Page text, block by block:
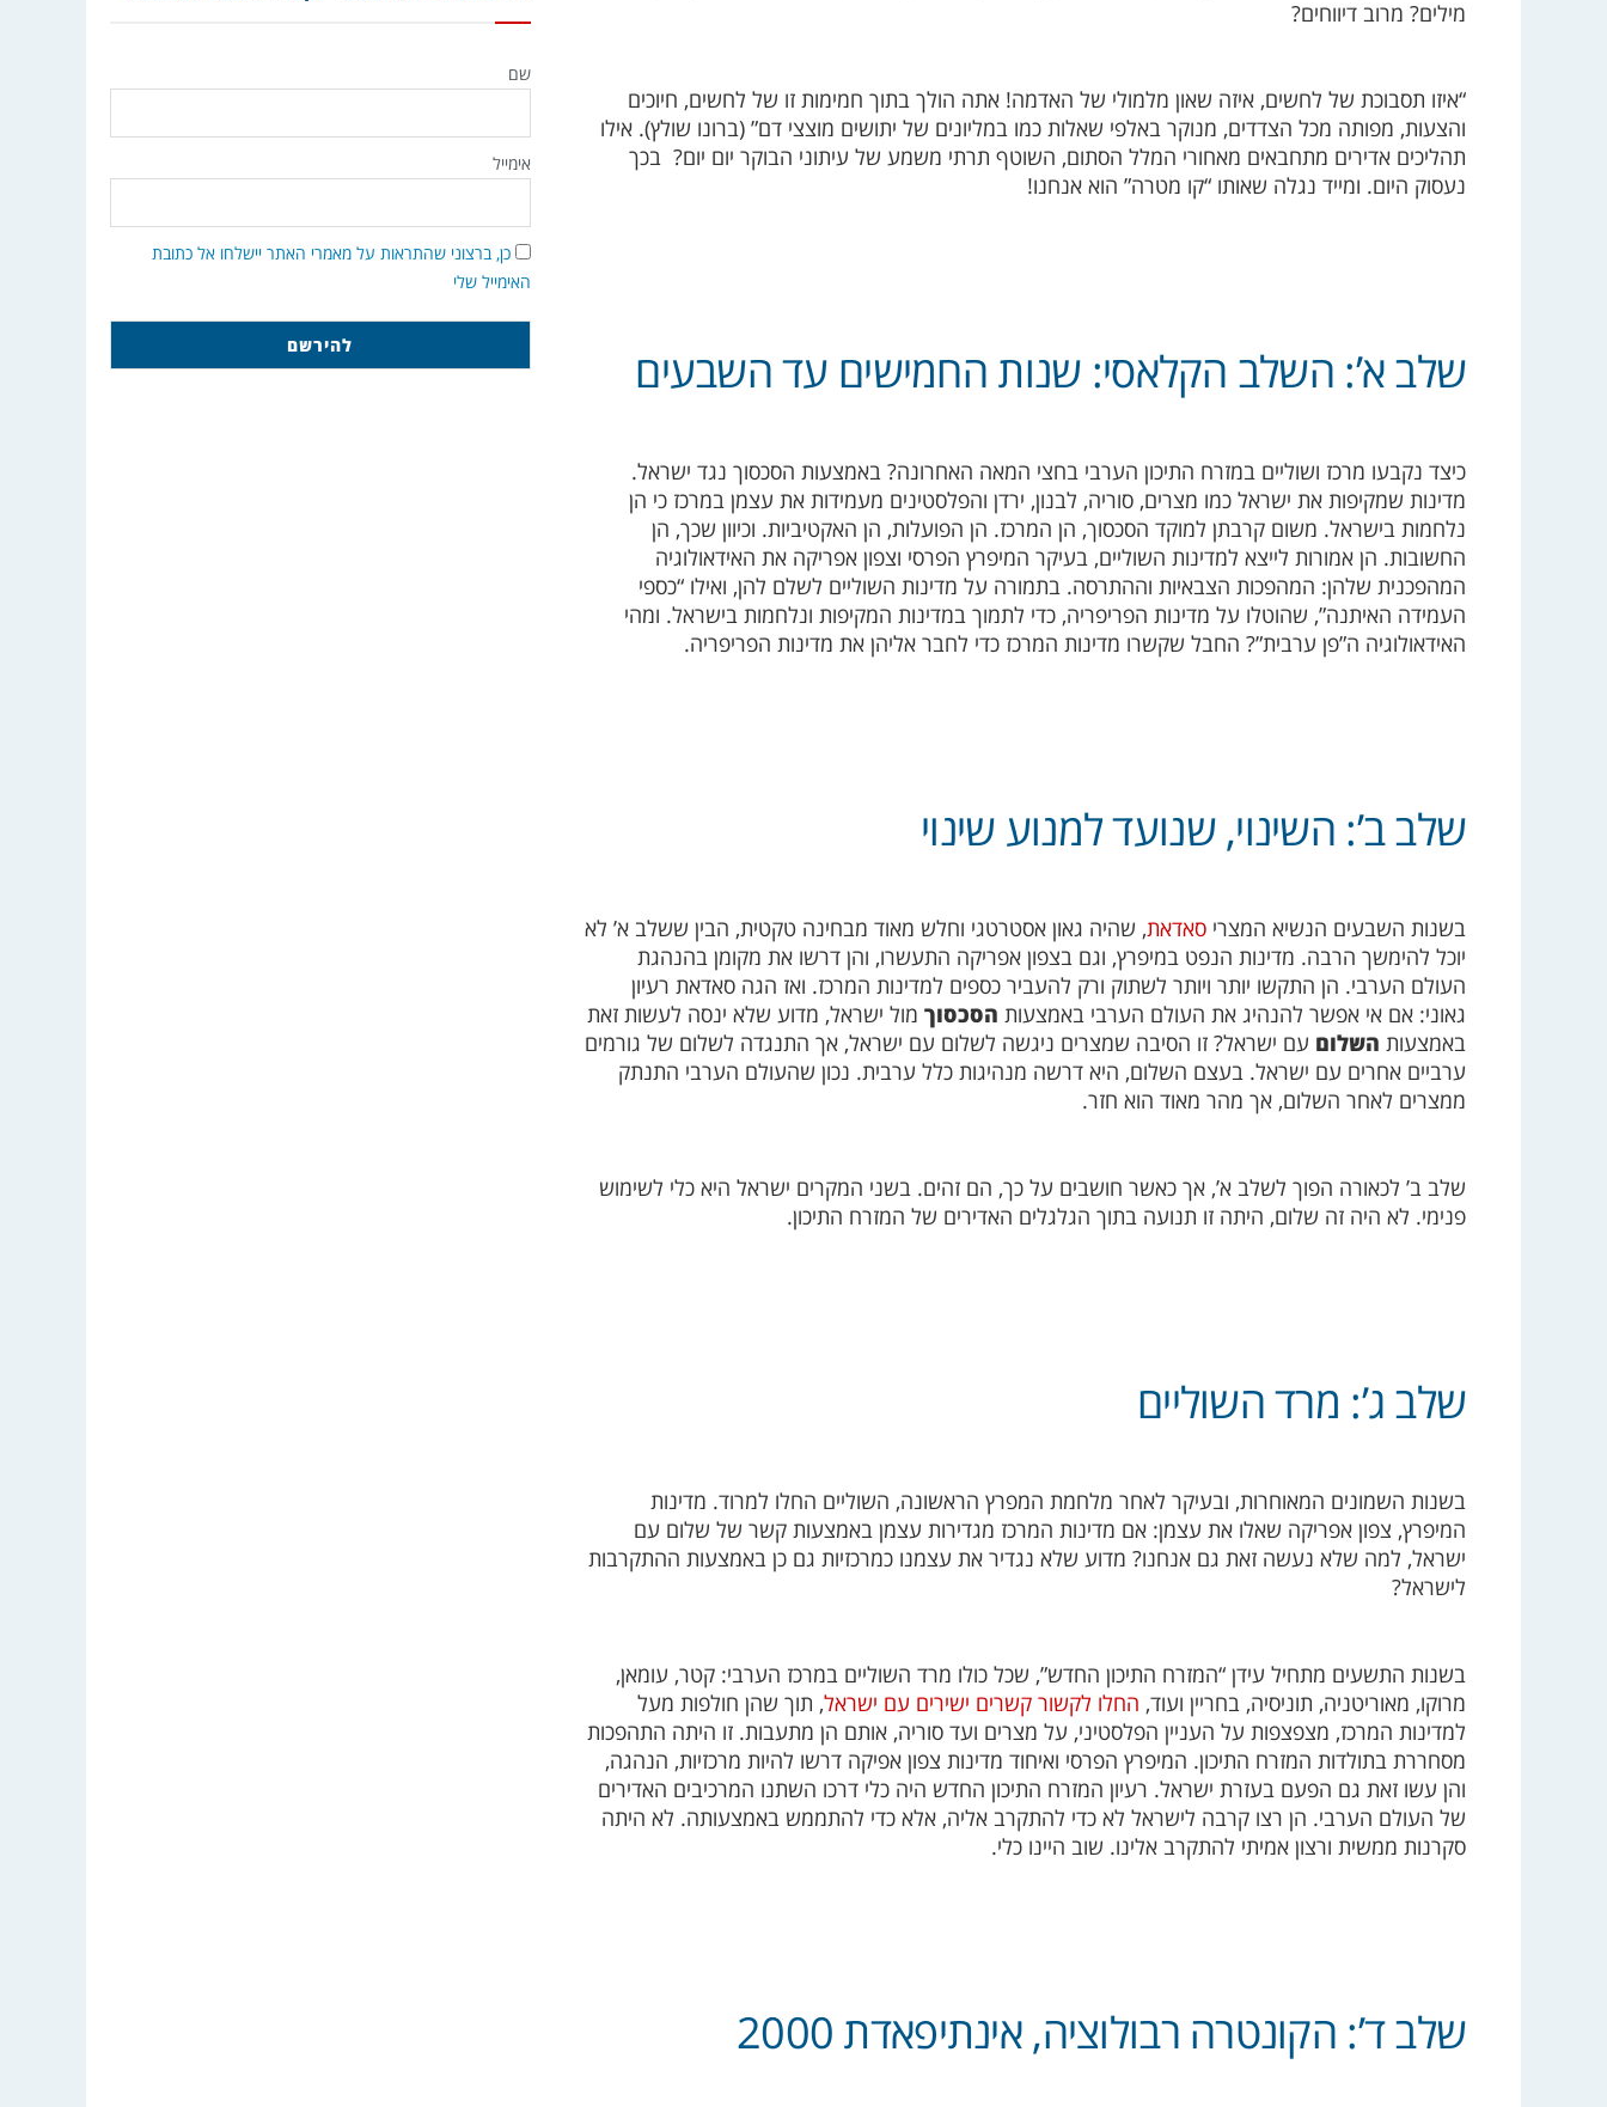
מילים? מרוב דיווחים?
“איזו תסבוכת של לחשים, איזה שאון מלמולי של האדמה! אתה הולך בתוך חמימות זו של לחשים, חיוכים
והצעות, מפותה מכל הצדדים, מנוקר באלפי שאלות כמו במליונים של יתושים מוצצי דם” (ברונו שולץ). אילו
תהליכים אדירים מתחבאים מאחורי המלל הסתום, השוטף תרתי משמע של עיתוני הבוקר יום יום? בכך
נעסוק היום. ומייד נגלה שאותו “קו מטרה” הוא אנחנו!
שלב א’: השלב הקלאסי: שנות החמישים עד השבעים
כיצד נקבעו מרכז ושוליים במזרח התיכון הערבי בחצי המאה האחרונה? באמצעות הסכסוך נגד ישראל.
מדינות שמקיפות את ישראל כמו מצרים, סוריה, לבנון, ירדן והפלסטינים מעמידות את עצמן במרכז כי הן
נלחמות בישראל. משום קרבתן למוקד הסכסוך, הן המרכז. הן הפועלות, הן האקטיביות. וכיוון שכך, הן
החשובות. הן אמורות לייצא למדינות השוליים, בעיקר המיפרץ הפרסי וצפון אפריקה את האידאולוגיה
המהפכנית שלהן: המהפכות הצבאיות וההתרסה. בתמורה על מדינות השוליים לשלם להן, ואילו “כספי
העמידה האיתנה”, שהוטלו על מדינות הפריפריה, כדי לתמוך במדינות המקיפות ונלחמות בישראל. ומהי
האידאולוגיה ה”פן ערבית”? החבל שקשרו מדינות המרכז כדי לחבר אליהן את מדינות הפריפריה.
שלב ב’: השינוי, שנועד למנוע שינוי
בשנות השבעים הנשיא המצרי סאדאת, שהיה גאון אסטרטגי וחלש מאוד מבחינה טקטית, הבין ששלב א’ לא
יוכל להימשך הרבה. מדינות הנפט במיפרץ, וגם בצפון אפריקה התעשרו, והן דרשו את מקומן בהנהגת
העולם הערבי. הן התקשו יותר ויותר לשתוק ורק להעביר כספים למדינות המרכז. ואז הגה סאדאת רעיון
גאוני: אם אי אפשר להנהיג את העולם הערבי באמצעות הסכסוךמול ישראל, מדוע שלא ינסה לעשות זאת
באמצעות השלום עם ישראל? זו הסיבה שמצרים ניגשה לשלום עם ישראל, אך התנגדה לשלום של גורמים
ערביים אחרים עם ישראל. בעצם השלום, היא דרשה מנהיגות כלל ערבית. נכון שהעולם הערבי התנתק
ממצרים לאחר השלום, אך מהר מאוד הוא חזר.
שלב ב’ לכאורה הפוך לשלב א’, אך כאשר חושבים על כך, הם זהים. בשני המקרים ישראל היא כלי לשימוש
פנימי. לא היה זה שלום, היתה זו תנועה בתוך הגלגלים האדירים של המזרח התיכון.
שלב ג’: מרד השוליים
בשנות השמונים המאוחרות, ובעיקר לאחר מלחמת המפרץ הראשונה, השוליים החלו למרוד. מדינות
המיפרץ, צפון אפריקה שאלו את עצמן: אם מדינות המרכז מגדירות עצמן באמצעות קשר של שלום עם
ישראל, למה שלא נעשה זאת גם אנחנו? מדוע שלא נגדיר את עצמנו כמרכזיות גם כן באמצעות ההתקרבות
לישראל?
בשנות התשעים מתחיל עידן “המזרח התיכון החדש”, שכל כולו מרד השוליים במרכז הערבי: קטר, עומאן,
מרוקו, מאוריטניה, תוניסיה, בחריין ועוד, החלו לקשור קשרים ישירים עם ישראל, תוך שהן חולפות מעל
למדינות המרכז, מצפצפות על העניין הפלסטיני, על מצרים ועד סוריה, אותם הן מתעבות. זו היתה התהפכות
מסחררת בתולדות המזרח התיכון. המיפרץ הפרסי ואיחוד מדינות צפון אפיקה דרשו להיות מרכזיות, הנהגה,
והן עשו זאת גם הפעם בעזרת ישראל. רעיון המזרח התיכון החדש היה כלי דרכו השתנו המרכיבים האדירים
של העולם הערבי. הן רצו קרבה לישראל לא כדי להתקרב אליה, אלא כדי להתממש באמצעותה. לא היתה
סקרנות ממשית ורצון אמיתי להתקרב אלינו. שוב היינו כלי.
שלב ד’: הקונטרה רבולוציה, אינתיפאדת 2000
שם
אימייל
כן, ברצוני שהתראות על מאמרי האתר יישלחו אל כתובת
האימייל שלי